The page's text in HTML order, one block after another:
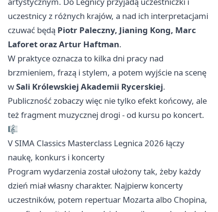
uczestnicy z różnych krajów, a nad ich interpretacjami
czuwać będą Piotr Paleczny, Jianing Kong, Marc
Laforet oraz Artur Haftman.
W praktyce oznacza to kilka dni pracy nad
brzmieniem, frazą i stylem, a potem wyjście na scenę
wSali Królewskiej Akademii Rycerskiej.
Publiczność zobaczy więc nie tylko efekt końcowy, ale
też fragment muzycznej drogi - od kursu po koncert.
🎼
V SIMA Classics Masterclass Legnica 2026 łączy
naukę, konkurs i koncerty
Program wydarzenia został ułożony tak, żeby każdy
dzień miał własny charakter. Najpierw koncerty
uczestników, potem repertuar Mozarta albo Chopina,